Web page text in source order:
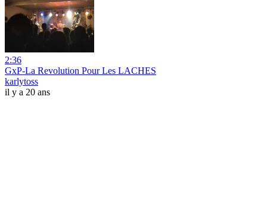
2:36
GxP-La Revolution Pour Les LACHES
karlytoss
il y a 20 ans